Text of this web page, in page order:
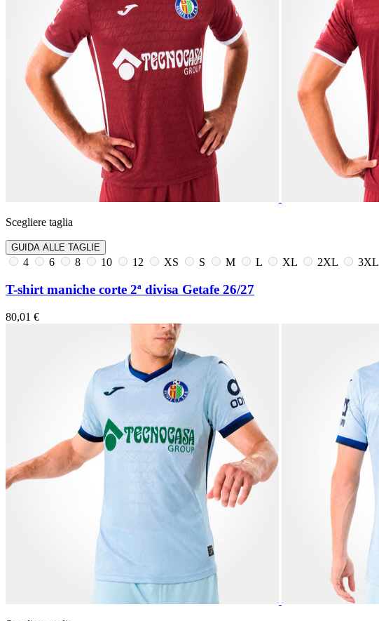
Scegliere taglia
GUIDA ALLE TAGLIE
4 6 8 10 12 XS S M L XL 2XL 3XL
T-shirt maniche corte 2ª divisa Getafe 26/27
80,01 €